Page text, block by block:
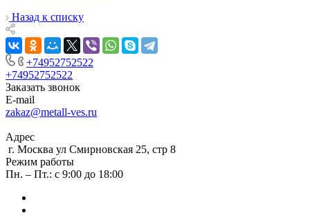
Назад к списку
+74952752522
+74952752522
Заказать звонок
E-mail
zakaz@metall-ves.ru
Адрес
г. Москва ул Смирновская 25, стр 8
Режим работы
Пн. – Пт.: с 9:00 до 18:00